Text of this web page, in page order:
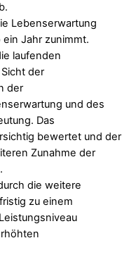
Lebenserwartung
Jahr zunimmt.
laufenden
der
der
und des
Das
bewertet und der
Zunahme der
die weitere
zu einem